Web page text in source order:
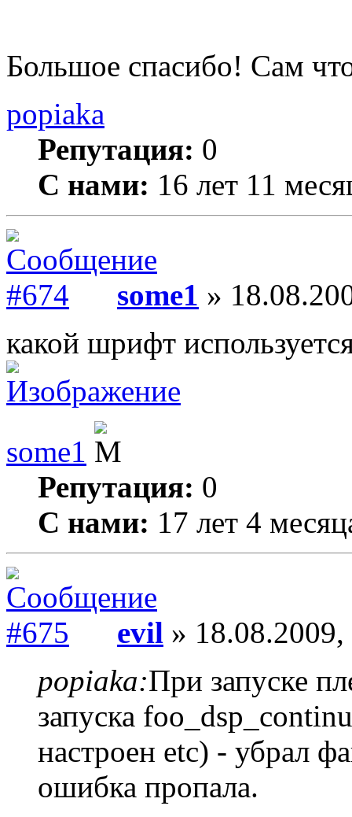
Большое спасибо! Сам
popiaka
Репутация: 0
С нами: 16 лет 11
some1 »
какой шрифт
some1
Репутация: 0
С нами: 17 лет 4
evil »
popiaka:При запуске
запуска
настроен etc) - убрал
ошибка пропала.